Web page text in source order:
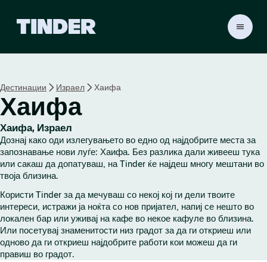
r
e
Дестинации Израел Хаифа
Хаифа
Хаифа, Израел
Дознај како оди излегувањето во едно од најдобрите места за
запознавање нови луѓе: Хаифа. Без разлика дали живееш тука
или сакаш да допатуваш, на Tinder ќе најдеш многу мештани во
твоја близина.
Користи Tinder за да мечуваш со некој кој ги дели твоите
интереси, истражи ја ноќта со нов пријател, напиј се нешто во
локален бар или уживај на кафе во некое кафуле во близина.
Или посетувај знаменитости низ градот за да ги откриеш или
одново да ги откриеш најдобрите работи кои можеш да ги
правиш во градот.